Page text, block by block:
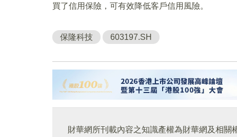
買了信用保險，可有效降低客戶信用風險。
保隆科技 603197.SH
財華網所刊載內容之知識產權為財華網及相關